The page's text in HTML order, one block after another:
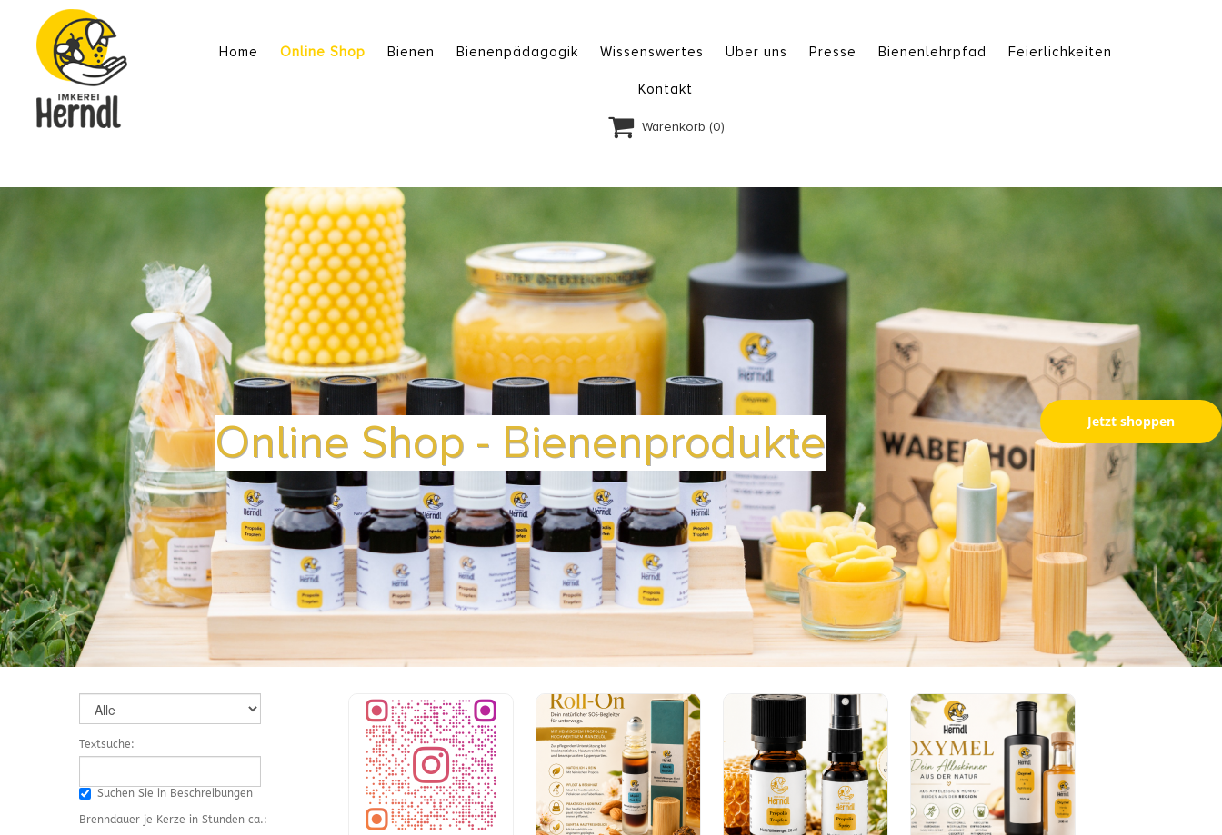
Home Online Shop Bienen Bienenpädagogik Wissenswertes Über uns Presse Bienenlehrpfad Feierlichkeiten
Kontakt
 Warenkorb (0)
Online Shop - Bienenprodukte Jetzt shoppen
Textsuche:
Suchen Sie in Beschreibungen
Brenndauer je Kerze in Stunden ca.: